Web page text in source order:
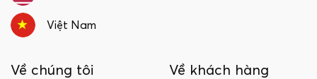
Việt Nam
Về chúng tôi Về khách hàng